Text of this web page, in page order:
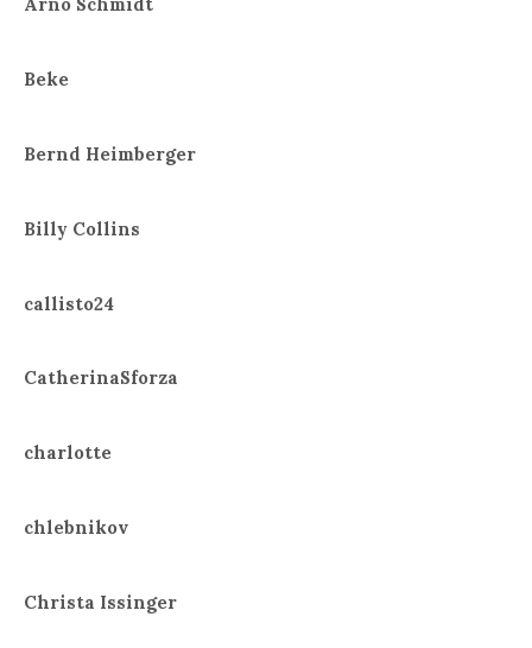
Beke
Bernd Heimberger
Billy Collins
callisto24
CatherinaSforza
charlotte
chlebnikov
Christa Issinger